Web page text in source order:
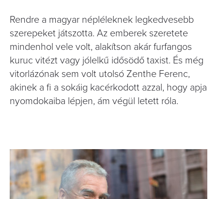
Rendre a magyar népléleknek legkedvesebb
szerepeket játszotta. Az emberek szeretete
mindenhol vele volt, alakítson akár furfangos
kuruc vitézt vagy jólelkű idősödő taxist. És még
vitorlázónak sem volt utolsó Zenthe Ferenc,
akinek a fi a sokáig kacérkodott azzal, hogy apja
nyomdokaiba lépjen, ám végül letett róla.